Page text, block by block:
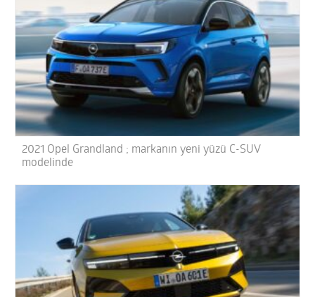
2021 Opel Grandland ; markanın yeni yüzü C-SUV
modelinde